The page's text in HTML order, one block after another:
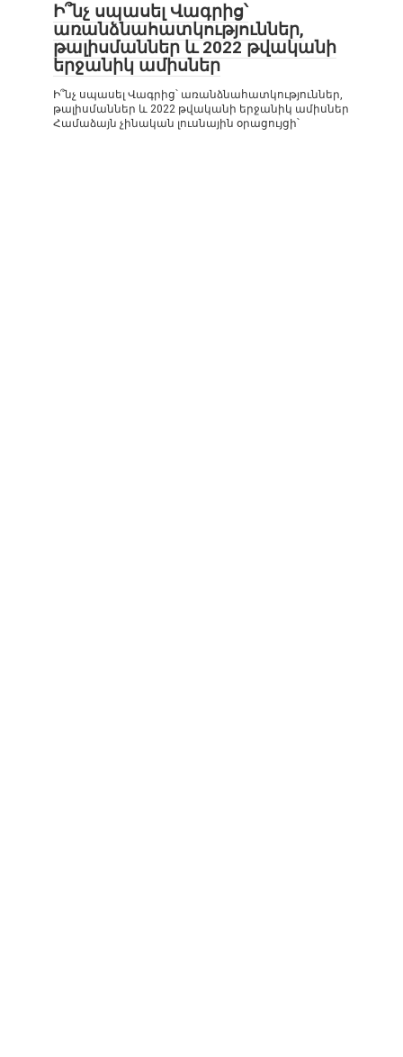
Ի՞նչ սպասել Վագրից՝
առանձնահատկություններ,
թալիսմաններ և 2022 թվականի
երջանիկ ամիսներ
Ի՞նչ սպասել Վագրից՝ առանձնահատկություններ,
թալիսմաններ և 2022 թվականի երջանիկ ամիսներ
Համաձայն չինական լուսնային օրացույցի՝